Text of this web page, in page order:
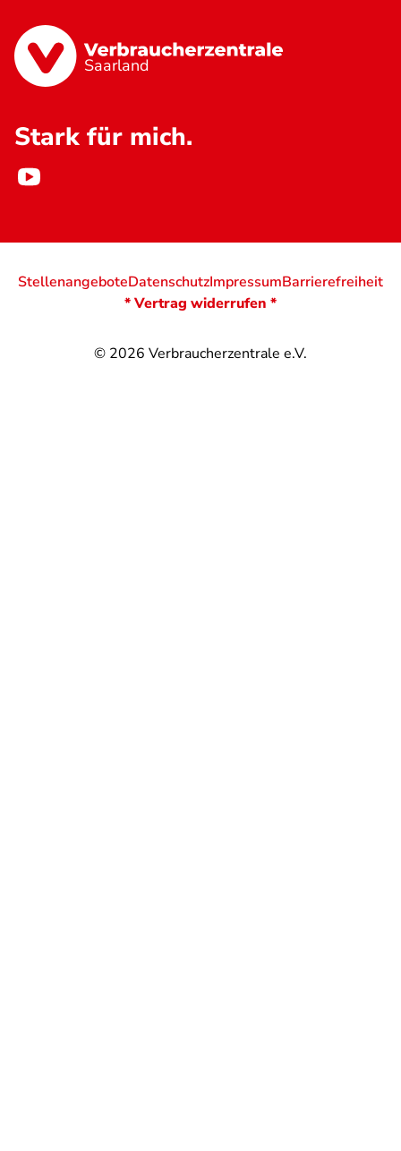
Saarland
Stark für mich.
© 2026 Verbraucherzentrale e.V.
StellenangeboteDatenschutzImpressumBarrierefreiheit
* Vertrag widerrufen *